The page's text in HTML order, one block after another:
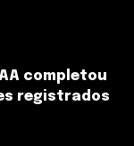
completou
registrados